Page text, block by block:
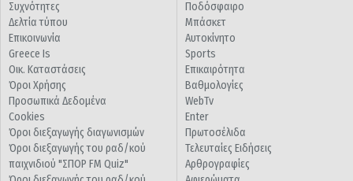
Συχνότητες
Δελτία τύπου
Επικοινωνία
Greece Is
Οικ. Καταστάσεις
Όροι Χρήσης
Προσωπικά Δεδομένα
Cookies
Όροι διεξαγωγής διαγωνισμών
Όροι διεξαγωγής του ραδ/κού
παιχνιδιού "ΣΠΟΡ FM Quiz"
Ποδόσφαιρο
Μπάσκετ
Αυτοκίνητο
Sports
Επικαιρότητα
Βαθμολογίες
WebTv
Enter
Πρωτοσέλιδα
Τελευταίες Ειδήσεις
Αρθρογραφίες